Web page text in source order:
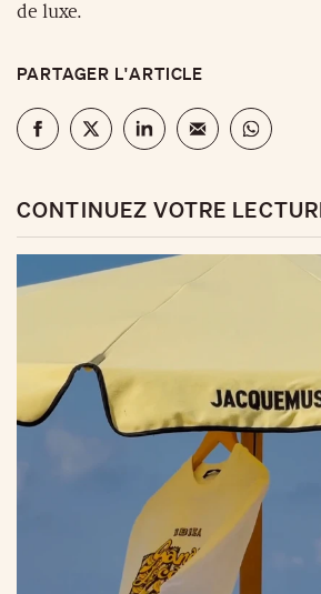
de luxe.
PARTAGER L'ARTICLE
CONTINUEZ VOTRE